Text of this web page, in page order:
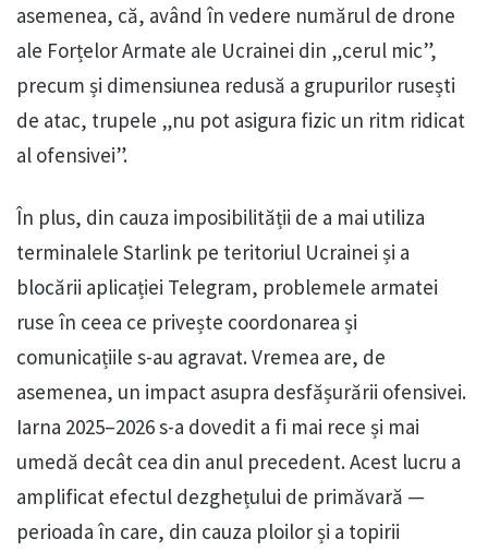
asemenea, că, având în vedere numărul de drone
ale Forțelor Armate ale Ucrainei din „cerul mic”,
precum și dimensiunea redusă a grupurilor rusești
de atac, trupele „nu pot asigura fizic un ritm ridicat
al ofensivei”.
În plus, din cauza imposibilității de a mai utiliza
terminalele Starlink pe teritoriul Ucrainei și a
blocării aplicației Telegram, problemele armatei
ruse în ceea ce privește coordonarea și
comunicațiile s-au agravat. Vremea are, de
asemenea, un impact asupra desfășurării ofensivei.
Iarna 2025–2026 s-a dovedit a fi mai rece și mai
umedă decât cea din anul precedent. Acest lucru a
amplificat efectul dezghețului de primăvară —
perioada în care, din cauza ploilor și a topirii